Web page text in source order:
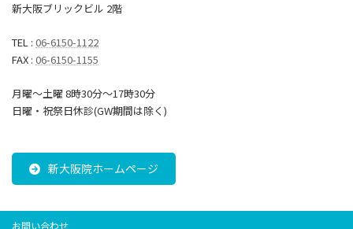
新大阪ブリックビル 2階
TEL : 06-6150-1122
FAX : 06-6150-1155
月曜～土曜 8時30分〜17時30分
日曜・祝祭日休診(GW期間は除く)
新大阪院ホームページ
お問い合わせ